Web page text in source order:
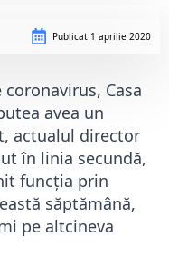
Publicat 1 aprilie 2020
Casa
avea un
actualul director
în linia secundă,
funcția prin
săptămână,
pe altcineva